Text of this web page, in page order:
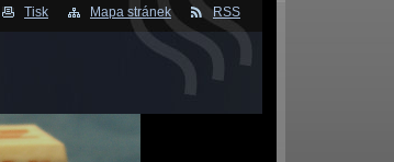
Tisk Mapa stránek RSS